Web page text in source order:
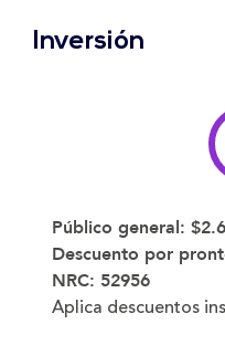
Inversión
Público general:
Descuento por
NRC: 52956
Aplica descuentos